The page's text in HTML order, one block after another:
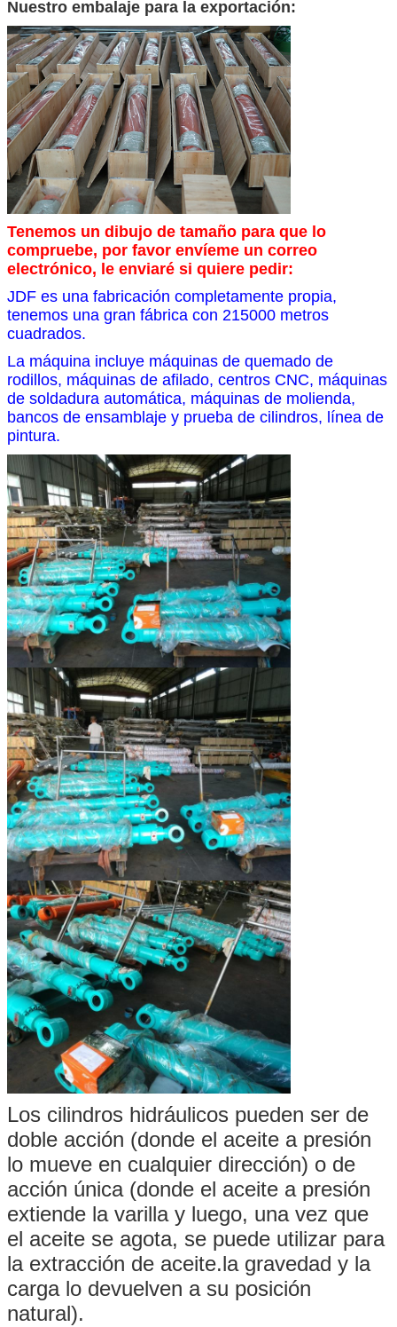
Nuestro embalaje para la exportación:
Tenemos un dibujo de tamaño para que lo
compruebe, por favor envíeme un correo
electrónico, le enviaré si quiere pedir:
JDF es una fabricación completamente propia,
tenemos una gran fábrica con 215000 metros
cuadrados.
La máquina incluye máquinas de quemado de
rodillos, máquinas de afilado, centros CNC, máquinas
de soldadura automática, máquinas de molienda,
bancos de ensamblaje y prueba de cilindros, línea de
pintura.
Los cilindros hidráulicos pueden ser de
doble acción (donde el aceite a presión
lo mueve en cualquier dirección) o de
acción única (donde el aceite a presión
extiende la varilla y luego, una vez que
el aceite se agota, se puede utilizar para
la extracción de aceite.la gravedad y la
carga lo devuelven a su posición
natural).